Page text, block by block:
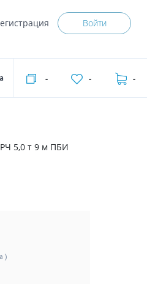
Войти
- - -
5,0 т 9 м ПБИ
)